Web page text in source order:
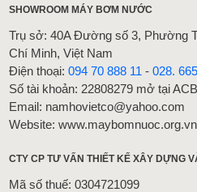
SHOWROOM MÁY BƠM NƯỚC
Trụ sở: 40A Đường số 3, Phường
Chí Minh, Việt Nam
Điện thoại:094 70 888 11 -028.
Số tài khoản: 22808279 mở tại
Email: namhovietco@yahoo.com
Website: www.maybomnuoc.org.vn
CTY CP TƯ VẤN THIẾT KẾ XÂY DỰNG
Mã số thuế: 0304721099